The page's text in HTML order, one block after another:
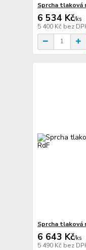
Sprcha tlaková
6 534 Kč/ks
5 400 Kč bez
Sprcha tlaková
6 643 Kč/ks
5 490 Kč bez